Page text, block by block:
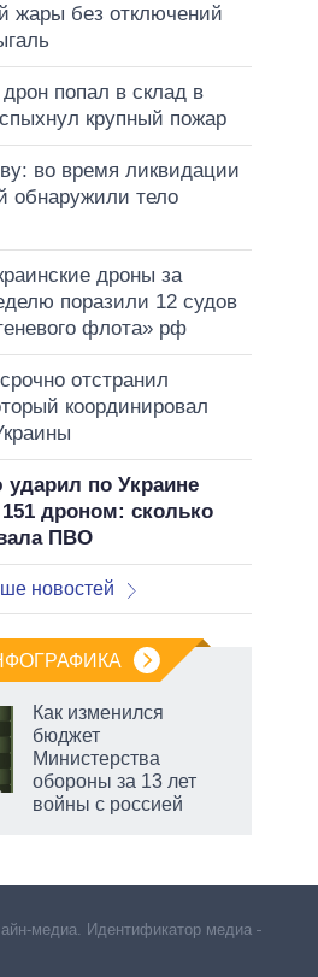
жары без отключений
попал в склад в
крупный пожар
во время ликвидации
обнаружили тело
дроны за
поразили 12 судов
флота» рф
отстранил
координировал
ударил по Украине
дроном: сколько
ПВО
новостей
Как изменился
бюджет
Министерства
обороны за 13 лет
войны с россией
медиа. Идентификатор медиа –